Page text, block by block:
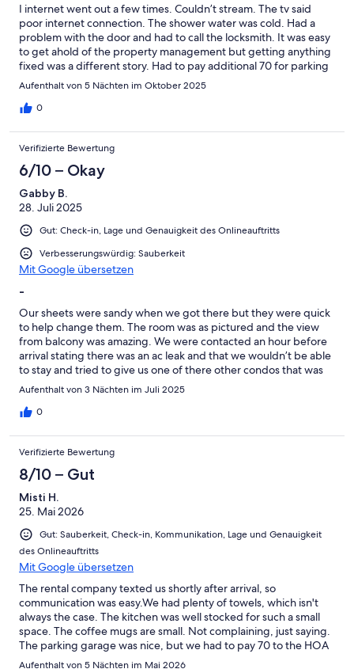
I internet went out a few times. Couldn’t stream. The tv said
poor internet connection. The shower water was cold. Had a
problem with the door and had to call the locksmith. It was easy
to get ahold of the property management but getting anything
fixed was a different story. Had to pay additional 70 for parking
and wristbands which I did not see in the listing. The pillow
toilet plunger under the sink where we were supposed to put
stayed broken on our side of the condo so we would have to
wait 20 minutes. The parking is a pain. My daughter got sick and
instead of leaving from deck 12 in the parking garage that takes
10 minutes to get out of, they had a vending machine with
medicine that was over priced.
Aufenthalt von 5 Nächten im Oktober 2025
0
Verifizierte Bewertung
6/10 – Okay
Gabby B.
28. Juli 2025
Gut: Check-in, Lage und Genauigkeit des Onlineauftritts
Verbesserungswürdig: Sauberkeit
Mit Google übersetzen
-
Our sheets were sandy when we got there but they were quick
to help change them. The room was as pictured and the view
from balcony was amazing. We were contacted an hour before
arrival stating there was an ac leak and that we wouldn’t be able
to stay and tried to give us one of there other condos that was
not in the same area as shores of Panama and the condo didn’t
and talked to multiple people with southern vacation rentals
phone said that the room wasn’t in great condition (which I
understand bc of the leak) I asked if the ac still worked and she
wouldn’t tell me but the person texting me said it did work but
still leaked and that we could have 50% of our money back if we
wanted to stay there. The lady on the phone was ignoring the
fact that someone from their company was telling me that we
could still stay there (I kept telling her I would like to stay at the
shores of Panama) she said she already changed the booking to
the other place and couldn’t go back on it. I was very upset
because we wanted to stay there. My father in law ended up
calling and finally someone let us switch back to shores of
Panama with 50% refunded. All in all we had a great time and
everything else was clean. Just dealt with a lot of
miscommunication from the rental company.
Aufenthalt von 3 Nächten im Juli 2025
0
Verifizierte Bewertung
8/10 – Gut
Misti H.
25. Mai 2026
Gut: Sauberkeit, Check-in, Kommunikation, Lage und Genauigkeit
des Onlineauftritts
Mit Google übersetzen
The rental company texted us shortly after arrival, so
communication was easy.We had plenty of towels, which isn't
always the case. The kitchen was well stocked for such a small
space. The coffee mugs are small. Not complaining, just saying.
The parking garage was nice, but we had to pay 70 to the HOA
for parking, which was not included in the original rental fee,
Aufenthalt von 5 Nächten im Mai 2026